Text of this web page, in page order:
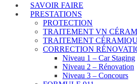
SAVOIR FAIRE
PRESTATIONS
PROTECTION
TRAITEMENT VN
TRAITEMENT
CORRECTION
Niveau 1 – Car Staging
Niveau 2 – Rénovation
Niveau 3 – Concours